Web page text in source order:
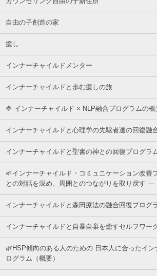
自由の子創造の家
癒し
インナーチャイルドメンター
インナーチャイルドと歩む癒しの旅
🔷 インナーチャイルド × NLP融合プログラムの概
インナーチャイルドと心理学の先駆者達の回復融
インナーチャイルドと聖書の神との回復プログラ
🌱インナーチャイルド・コミュニケーション改
との対話を深め、周囲とのつながりを取り戻す ―
インナーチャイルドと森田療法の融合回復プログ
インナーチャイルドと自暴自棄を癒すセルフワー
🌿HSP傾向のある人のための 日本人に合ったイ
ログラム（概要）